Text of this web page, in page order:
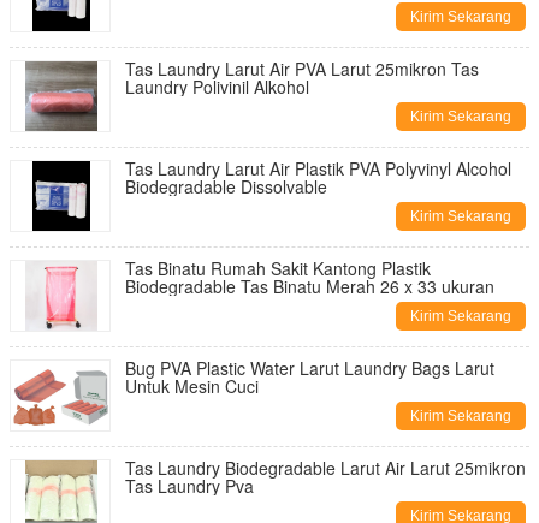
Kirim Sekarang
Tas Laundry Larut Air PVA Larut 25mikron Tas
Laundry Polivinil Alkohol
Kirim Sekarang
Tas Laundry Larut Air Plastik PVA Polyvinyl Alcohol
Biodegradable Dissolvable
Kirim Sekarang
Tas Binatu Rumah Sakit Kantong Plastik
Biodegradable Tas Binatu Merah 26 x 33 ukuran
Kirim Sekarang
Bug PVA Plastic Water Larut Laundry Bags Larut
Untuk Mesin Cuci
Kirim Sekarang
Tas Laundry Biodegradable Larut Air Larut 25mikron
Tas Laundry Pva
Kirim Sekarang